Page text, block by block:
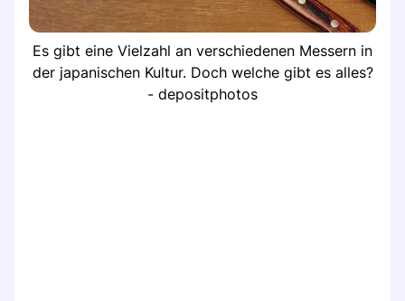
Es gibt eine Vielzahl an verschiedenen Messern in
der japanischen Kultur. Doch welche gibt es alles?
- depositphotos